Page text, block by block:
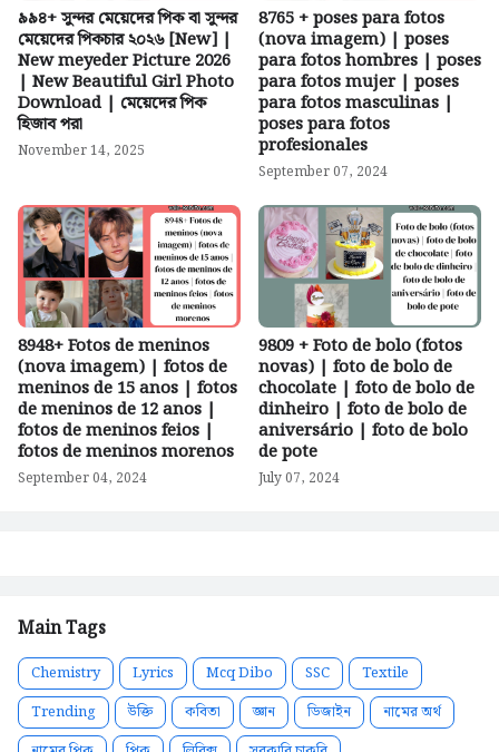
৯৯৪+ সুন্দর মেয়েদের পিক বা সুন্দর
মেয়েদের পিকচার ২০২৬ [New] |
New meyeder Picture 2026
| New Beautiful Girl Photo
Download | মেয়েদের পিক
হিজাব পরা
November 14, 2025
8765 + poses para fotos
(nova imagem) | poses
para fotos hombres | poses
para fotos mujer | poses
para fotos masculinas |
poses para fotos
profesionales
September 07, 2024
8948+ Fotos de meninos
(nova imagem) | fotos de
meninos de 15 anos | fotos
de meninos de 12 anos |
fotos de meninos feios |
fotos de meninos morenos
September 04, 2024
9809 + Foto de bolo (fotos
novas) | foto de bolo de
chocolate | foto de bolo de
dinheiro | foto de bolo de
aniversário | foto de bolo
de pote
July 07, 2024
Main Tags
Chemistry Lyrics Mcq Dibo SSC
Textile
Trending
উক্তি কবিতা জ্ঞান ডিজাইন
নামের অর্থ